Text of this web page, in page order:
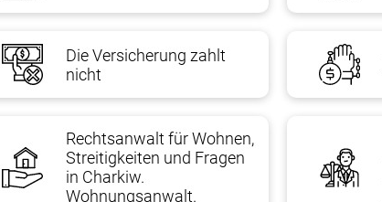
Die Versicherung zahlt
nicht
Rechtsanwalt für Wohnen,
Streitigkeiten und Fragen
in Charkiw.
Wohnungsanwalt.